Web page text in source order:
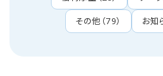
その他 （79） お知